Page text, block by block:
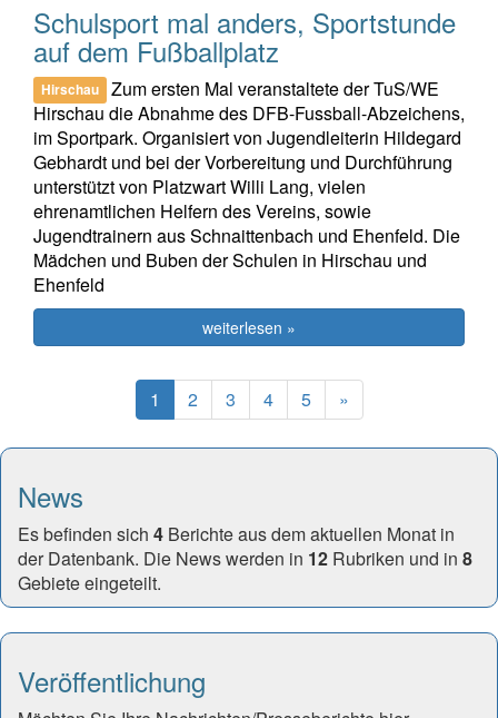
Schulsport mal anders, Sportstunde
auf dem Fußballplatz
Hirschau
Zum ersten Mal veranstaltete der TuS/WE
Hirschau die Abnahme des DFB-Fussball-Abzeichens,
im Sportpark. Organisiert von Jugendleiterin Hildegard
Gebhardt und bei der Vorbereitung und Durchführung
unterstützt von Platzwart Willi Lang, vielen
ehrenamtlichen Helfern des Vereins, sowie
Jugendtrainern aus Schnaittenbach und Ehenfeld. Die
Mädchen und Buben der Schulen in Hirschau und
Ehenfeld
weiterlesen »
1 (current)
2 3 4 5 »Next
News
Es befinden sich 4 Berichte aus dem aktuellen Monat in
der Datenbank. Die News werden in 12 Rubriken und in 8
Gebiete eingeteilt.
Veröffentlichung